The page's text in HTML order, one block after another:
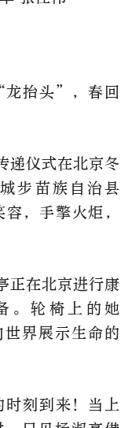
龙抬头”，春回
递仪式在北京冬
步苗族自治县
，手擎火炬，
正在北京进行康
。轮椅上的她
界展示生命的
时刻到来！当上